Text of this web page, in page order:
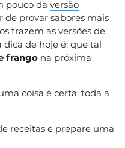
pouco da versão
de provar sabores mais
trazem as versões de
dica de hoje é: que tal
frango na próxima
coisa é certa: toda a
receitas e prepare uma